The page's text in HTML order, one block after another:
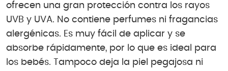
ofrecen una gran protección contra los rayos
UVB y UVA. No contiene perfumes ni fragancias
alergénicas. Es muy fácil de aplicar y se
absorbe rápidamente, por lo que es ideal para
los bebés. Tampoco deja la piel pegajosa ni